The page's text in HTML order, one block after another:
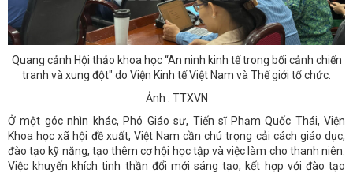
Quang cảnh Hội thảo khoa học “An ninh kinh tế trong bối cảnh chiến
tranh và xung đột" do Viện Kinh tế Việt Nam và Thế giới tổ chức.
Ảnh : TTXVN
Ở một góc nhìn khác, Phó Giáo sư, Tiến sĩ Phạm Quốc Thái, Viện
Khoa học xã hội đề xuất, Việt Nam cần chú trọng cải cách giáo dục,
đào tạo kỹ năng, tạo thêm cơ hội học tập và việc làm cho thanh niên.
Việc khuyến khích tinh thần đổi mới sáng tạo, kết hợp với đào tạo